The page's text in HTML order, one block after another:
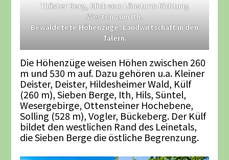
Thüster Berg, Blick vom Lönsturm Richtung
Westen zum Ith.
Bewaldetete Höhenzüge, Landwirtschaft in den
Tälern.
Die Höhenzüge weisen Höhen zwischen 260
m und 530 m auf. Dazu gehören u.a. Kleiner
Deister, Deister, Hildesheimer Wald, Külf
(260 m), Sieben Berge, Ith, Hils, Süntel,
Wesergebirge, Ottensteiner Hochebene,
Solling (528 m), Vogler, Bückeberg. Der Külf
bildet den westlichen Rand des Leinetals,
die Sieben Berge die östliche Begrenzung.